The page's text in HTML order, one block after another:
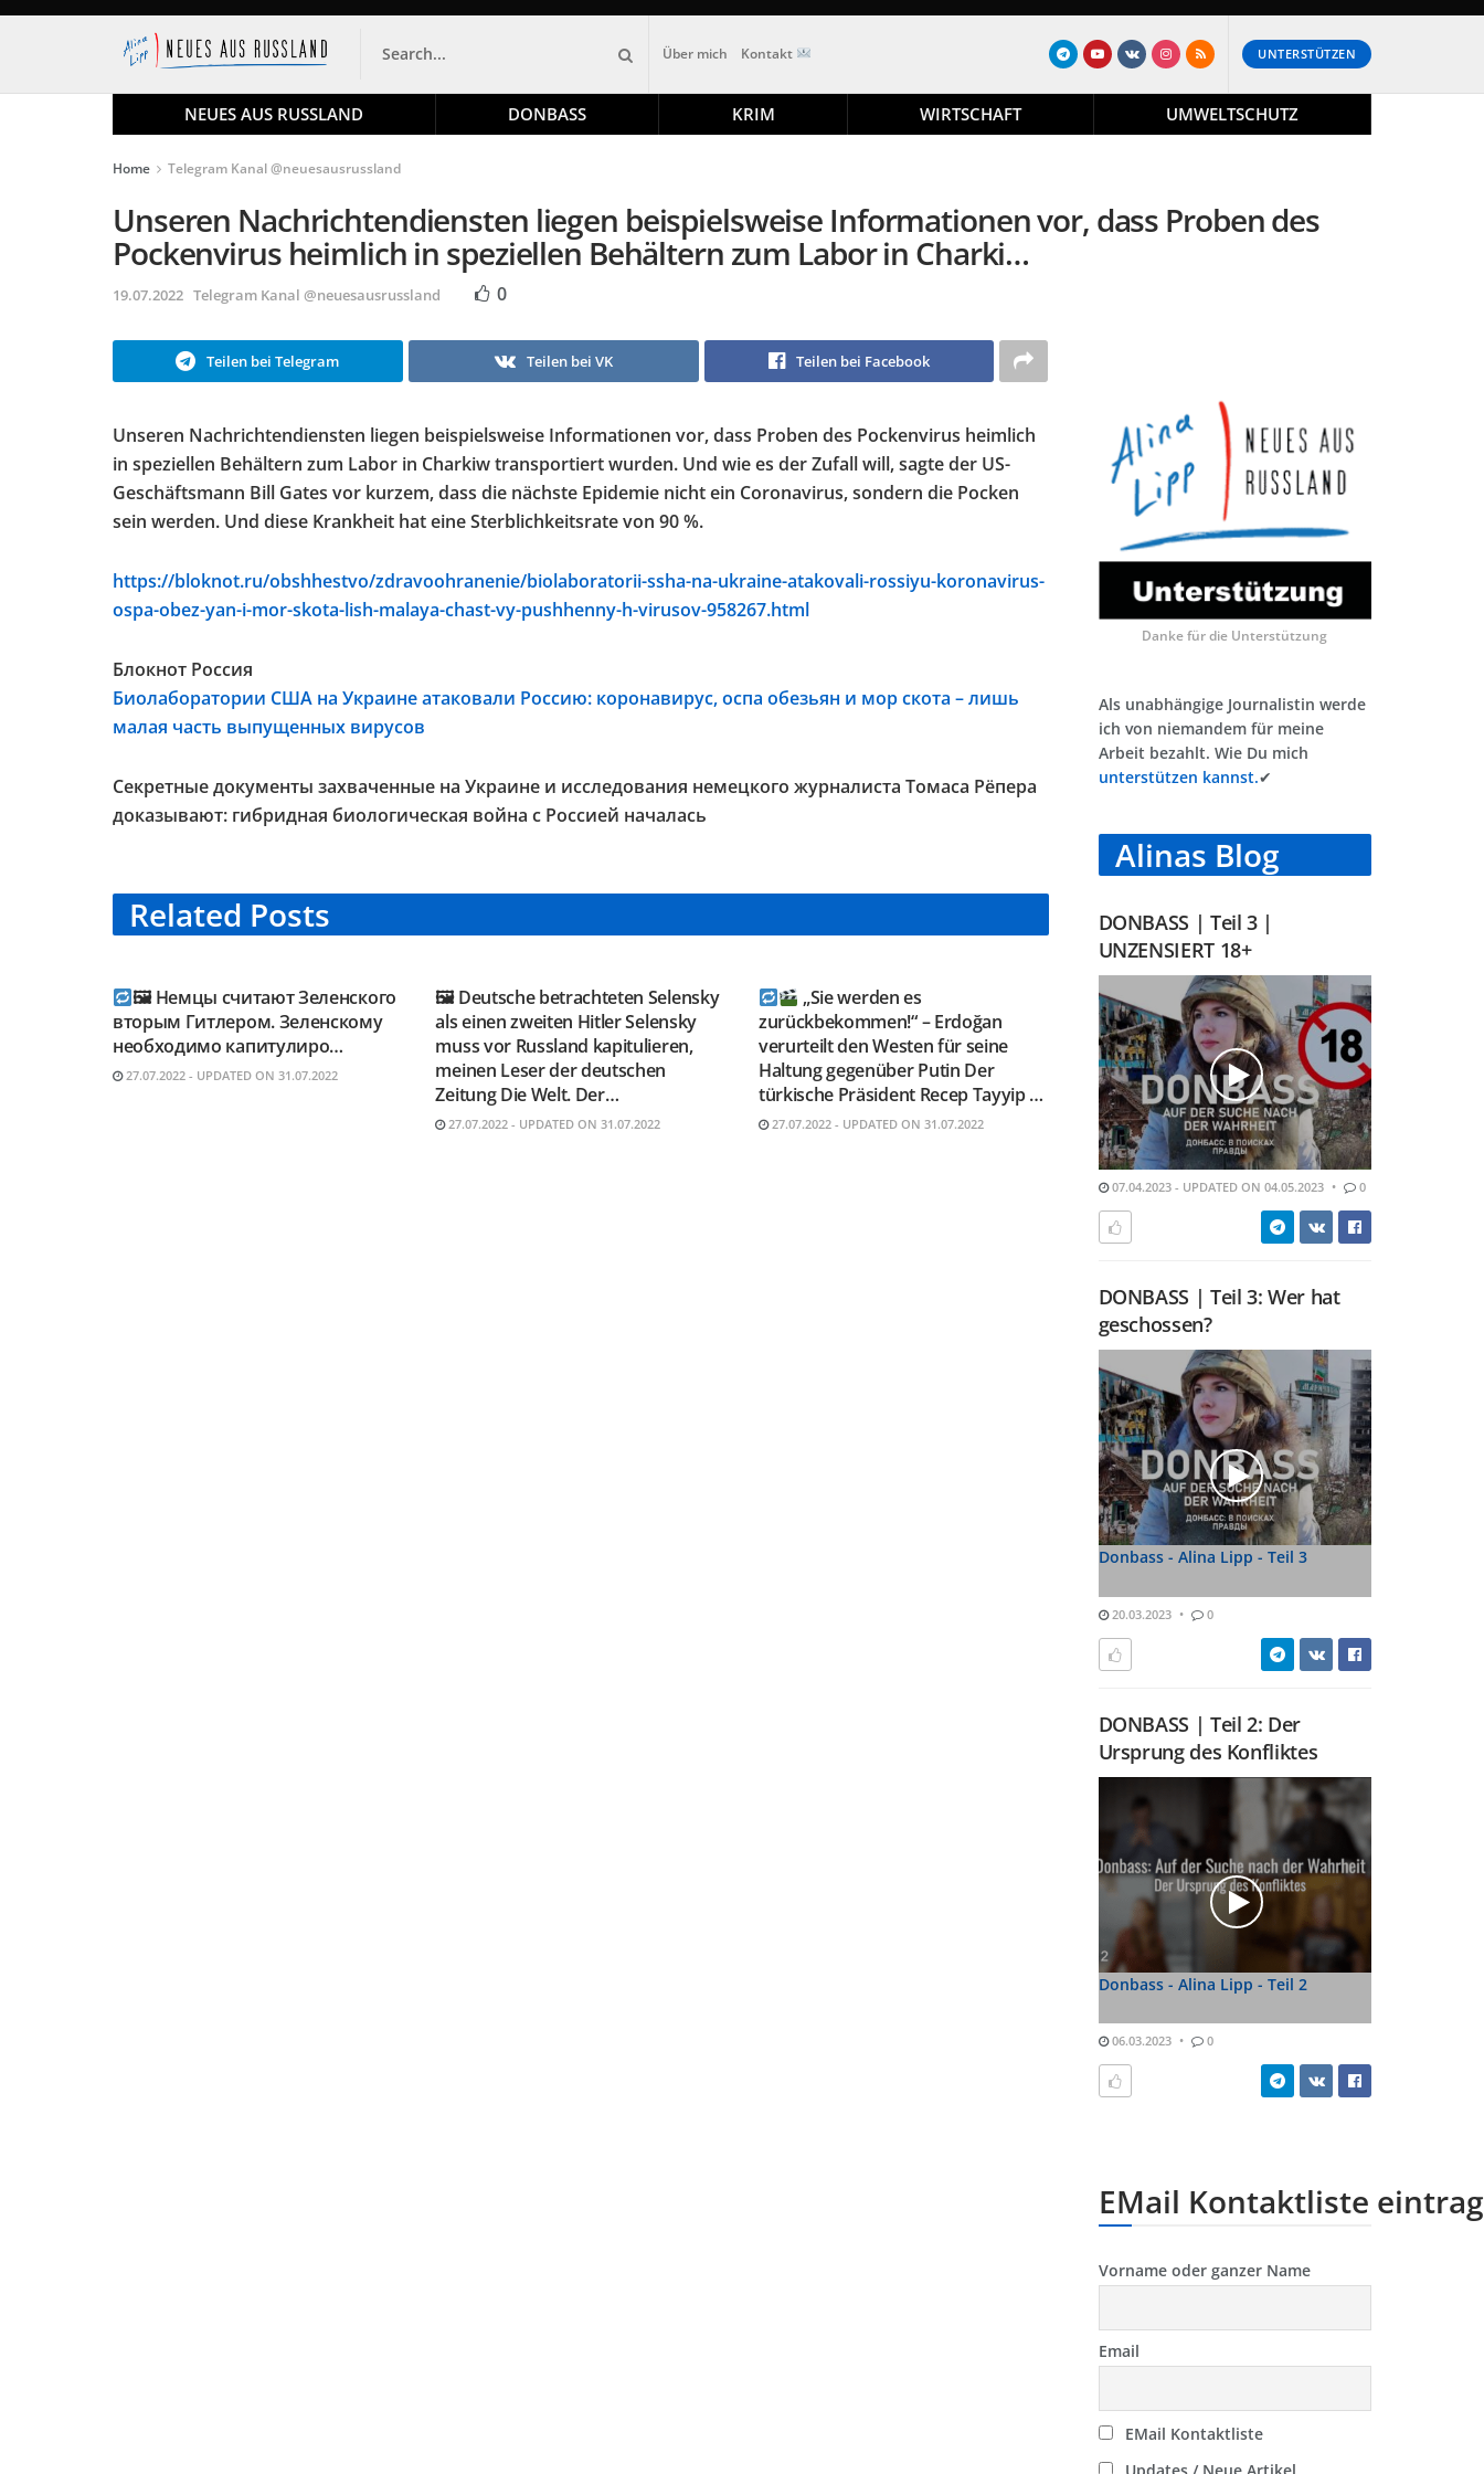
Über mich Kontakt UNTERSTÜTZEN
NEUES AUS RUSSLAND DONBASS KRIM WIRTSCHAFT UMWELTSCHUTZ
Home Telegram Kanal @neuesausrussland
Unseren Nachrichtendiensten liegen beispielsweise Informationen vor, dass Proben des
Pockenvirus heimlich in speziellen Behältern zum Labor in Charki…
19.07.2022 Telegram Kanal @neuesausrussland 0
Teilen bei Telegram Teilen bei VK Teilen bei Facebook
Unseren Nachrichtendiensten liegen beispielsweise Informationen vor, dass Proben des Pockenvirus heimlich
in speziellen Behältern zum Labor in Charkiw transportiert wurden. Und wie es der Zufall will, sagte der US-
Geschäftsmann Bill Gates vor kurzem, dass die nächste Epidemie nicht ein Coronavirus, sondern die Pocken
sein werden. Und diese Krankheit hat eine Sterblichkeitsrate von 90 %.
https://bloknot.ru/obshhestvo/zdravoohranenie/biolaboratorii-ssha-na-ukraine-atakovali-rossiyu-koronavirus-
ospa-obez-yan-i-mor-skota-lish-malaya-chast-vy-pushhenny-h-virusov-958267.html
Блокнот Россия
Биолаборатории США на Украине атаковали Россию: коронавирус, оспа обезьян и мор скота – лишь
малая часть выпущенных вирусов
Секретные документы захваченные на Украине и исследования немецкого журналиста Томаса Рёпера
доказывают: гибридная биологическая война с Россией началась
Related Posts
TELEGRAM KANAL
🖼 Немцы считают Зеленского
вторым Гитлером. Зеленскому
необходимо капитулиро…
27.07.2022 - UPDATED ON 31.07.2022
TELEGRAM KANAL
🖼 Deutsche betrachteten Selensky
als einen zweiten Hitler Selensky
muss vor Russland kapitulieren,
meinen Leser der deutschen
Zeitung Die Welt. Der…
27.07.2022 - UPDATED ON 31.07.2022
TELEGRAM KANAL
„Sie werden es
zurückbekommen!“ – Erdoğan
verurteilt den Westen für seine
Haltung gegenüber Putin Der
türkische Präsident Recep Tayyip …
27.07.2022 - UPDATED ON 31.07.2022
Danke für die Unterstützung
Als unabhängige Journalistin werde
ich von niemandem für meine
Arbeit bezahlt. Wie Du mich
unterstützen kannst.✔
Alinas Blog
DONBASS | Teil 3 |
UNZENSIERT 18+
07.04.2023 - UPDATED ON 04.05.2023 0
DONBASS | Teil 3: Wer hat
geschossen?
Donbass - Alina Lipp - Teil 3
20.03.2023 0
DONBASS | Teil 2: Der
Ursprung des Konfliktes
Donbass - Alina Lipp - Teil 2
06.03.2023 0
EMail Kontaktliste
Vorname oder ganzer Name
Email
EMail Kontaktliste